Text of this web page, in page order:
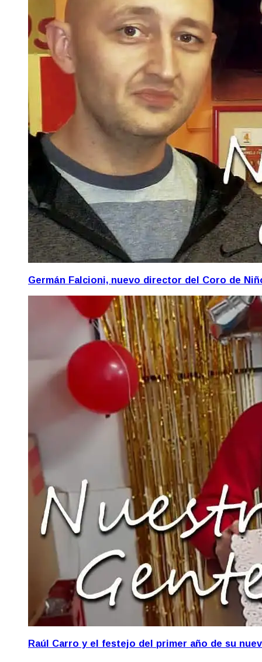
Germán Falcioni, nuevo director del Coro de
Raúl Carro y el festejo del primer año de su